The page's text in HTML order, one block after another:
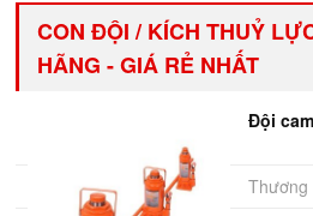
CON ĐỘI / KÍCH THUỶ
HÃNG - GIÁ RẺ NHẤT
Đội
Thương